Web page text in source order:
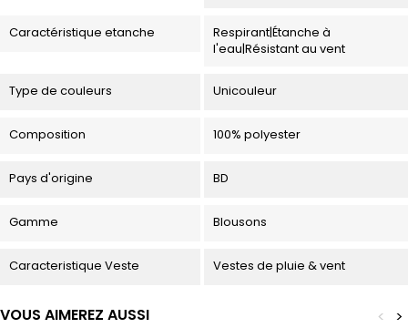
Caractéristique etanche
Respirant|Étanche à
l'eau|Résistant au vent
Type de couleurs Unicouleur
Composition 100% polyester
Pays d'origine BD
Gamme Blousons
Caracteristique Veste Vestes de pluie & vent
VOUS AIMEREZ AUSSI >
<